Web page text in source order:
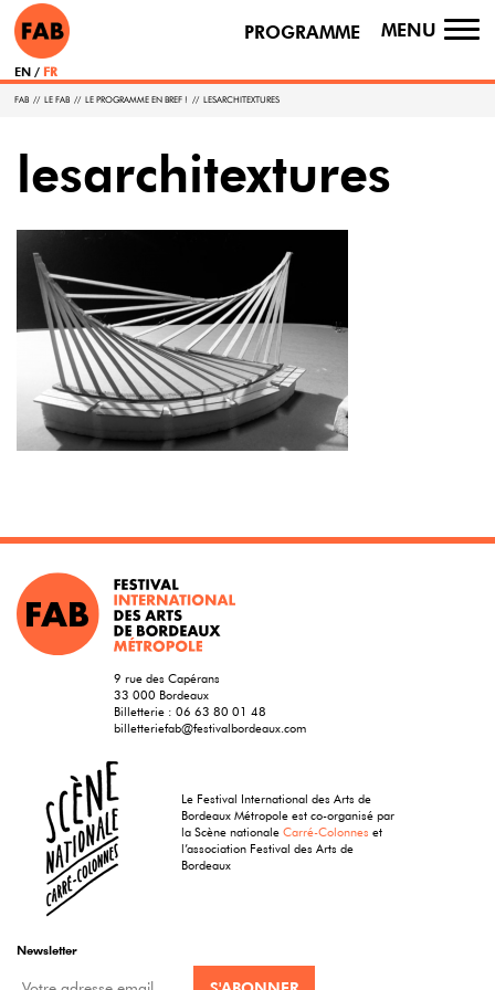
PROGRAMME MENU
EN FR
FAB // LE FAB // LE PROGRAMME EN BREF ! // LESARCHITEXTURES
lesarchitextures
9 rue des Capérans
33 000 Bordeaux
Billetterie : 06 63 80 01 48
billetteriefab@festivalbordeaux.com
Le Festival International des Arts de
Bordeaux Métropole est co-organisé par
la Scène nationaleCarré-Colonnes et
l’association Festival des Arts de
Bordeaux
Newsletter